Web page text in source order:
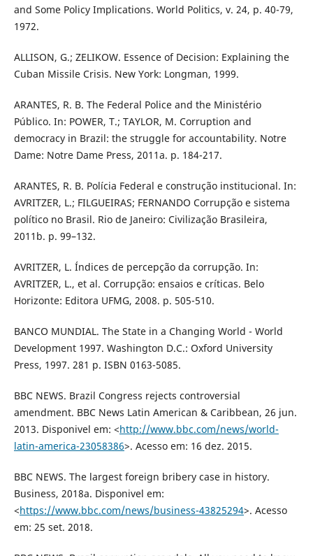
and Some Policy Implications. World Politics, v. 24, p. 40-79,
1972.
ALLISON, G.; ZELIKOW. Essence of Decision: Explaining the
Cuban Missile Crisis. New York: Longman, 1999.
ARANTES, R. B. The Federal Police and the Ministério
Público. In: POWER, T.; TAYLOR, M. Corruption and
democracy in Brazil: the struggle for accountability. Notre
Dame: Notre Dame Press, 2011a. p. 184-217.
ARANTES, R. B. Polícia Federal e construção institucional. In:
AVRITZER, L.; FILGUEIRAS; FERNANDO Corrupção e sistema
político no Brasil. Rio de Janeiro: Civilização Brasileira,
2011b. p. 99–132.
AVRITZER, L. Índices de percepção da corrupção. In:
AVRITZER, L., et al. Corrupção: ensaios e críticas. Belo
Horizonte: Editora UFMG, 2008. p. 505-510.
BANCO MUNDIAL. The State in a Changing World - World
Development 1997. Washington D.C.: Oxford University
Press, 1997. 281 p. ISBN 0163-5085.
BBC NEWS. Brazil Congress rejects controversial
amendment. BBC News Latin American & Caribbean, 26 jun.
2013. Disponivel em: <http://www.bbc.com/news/world-
latin-america-23058386>. Acesso em: 16 dez. 2015.
BBC NEWS. The largest foreign bribery case in history.
Business, 2018a. Disponivel em:
<https://www.bbc.com/news/business-43825294>. Acesso
em: 25 set. 2018.